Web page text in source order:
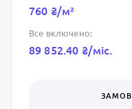
760 ₴/м²
Все включено:
89 852.40 ₴/мic.